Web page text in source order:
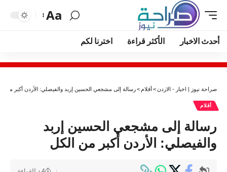
Aa
أحدث الاخبار الأكثر قراءة اخترنا لكم
صراحة نيوز | اخبار - الاردن>أقلام >رسالة إلى مشجعي الحسين إربد والفيصلي: الأردن أكبر من
أقلام
رسالة إلى مشجعي الحسين إربد
والفيصلي: الأردن أكبر من الكل